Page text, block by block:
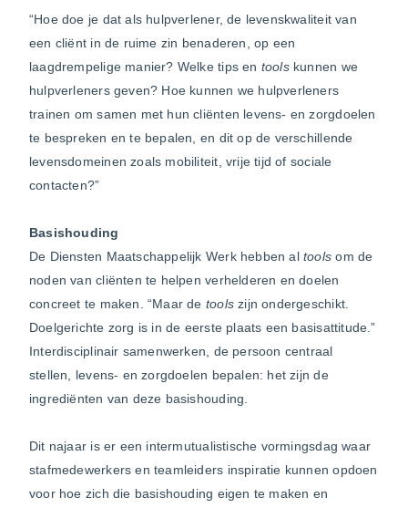
“Hoe doe je dat als hulpverlener, de levenskwaliteit van
een cliënt in de ruime zin benaderen, op een
laagdrempelige manier? Welke tips en toolskunnen we
hulpverleners geven? Hoe kunnen we hulpverleners
trainen om samen met hun cliënten levens- en zorgdoelen
te bespreken en te bepalen, en dit op de verschillende
levensdomeinen zoals mobiliteit, vrije tijd of sociale
contacten?”
Basishouding
De Diensten Maatschappelijk Werk hebben altools om de
noden van cliënten te helpen verhelderen en doelen
concreet te maken. “Maar de toolszijn ondergeschikt.
Doelgerichte zorg is in de eerste plaats een basisattitude.”
Interdisciplinair samenwerken, de persoon centraal
stellen, levens- en zorgdoelen bepalen: het zijn de
ingrediënten van deze basishouding.
Dit najaar is er een intermutualistische vormingsdag waar
stafmedewerkers en teamleiders inspiratie kunnen opdoen
voor hoe zich die basishouding eigen te maken en